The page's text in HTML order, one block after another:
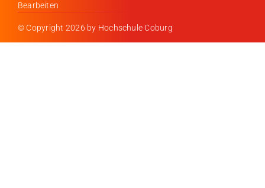
Bearbeiten
© Copyright 2026 by Hochschule Coburg